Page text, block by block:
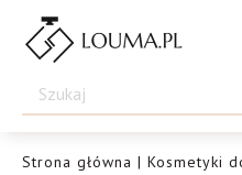
Przejdź
Strona główna | Kosmetyki